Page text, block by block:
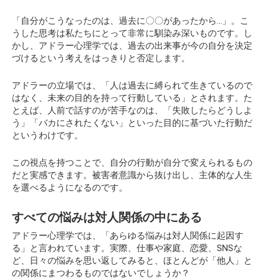
「自分がこうなったのは、過去に〇〇があったから…」。こ
うした思考は私たちにとって非常に馴染み深いものです。し
かし、アドラー心理学では、過去の出来事が今の自分を決定
づけるという考えをはっきりと否定します。
アドラーの立場では、「人は過去に縛られて生きているので
はなく、未来の目的を持って行動している」とされます。た
とえば、人前で話すのが苦手なのは、「失敗したらどうしよ
う」「バカにされたくない」といった目的に基づいた行動だ
というわけです。
この視点を持つことで、自分の行動が自分で変えられるもの
だと実感できます。被害者意識から抜け出し、主体的な人生
を選べるようになるのです。
すべての悩みは対人関係の中にある
アドラー心理学では、「あらゆる悩みは対人関係に起因す
る」と言われています。実際、仕事や家庭、恋愛、SNSな
ど、日々の悩みを思い返してみると、ほとんどが「他人」と
の関係にまつわるものではないでしょうか？